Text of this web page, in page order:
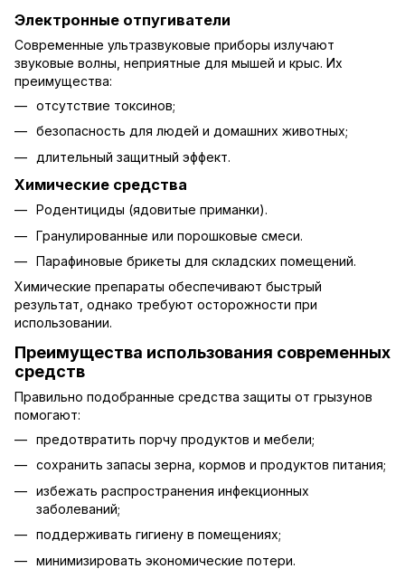
Электронные отпугиватели
Современные ультразвуковые приборы излучают
звуковые волны, неприятные для мышей и крыс. Их
преимущества:
отсутствие токсинов;
безопасность для людей и домашних животных;
длительный защитный эффект.
Химические средства
Родентициды (ядовитые приманки).
Гранулированные или порошковые смеси.
Парафиновые брикеты для складских помещений.
Химические препараты обеспечивают быстрый
результат, однако требуют осторожности при
использовании.
Преимущества использования современных
средств
Правильно подобранные средства защиты от грызунов
помогают:
предотвратить порчу продуктов и мебели;
сохранить запасы зерна, кормов и продуктов питания;
избежать распространения инфекционных
заболеваний;
поддерживать гигиену в помещениях;
минимизировать экономические потери.